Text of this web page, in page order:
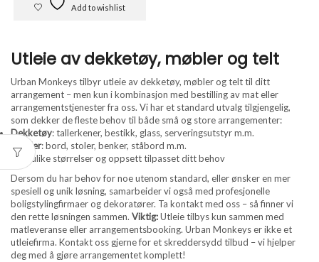
produktsiden
Add to wishlist
Utleie av dekketøy, møbler og telt
Urban Monkeys tilbyr utleie av dekketøy, møbler og telt til ditt
arrangement – men kun i kombinasjon med bestilling av mat eller
arrangementstjenester fra oss. Vi har et standard utvalg tilgjengelig,
som dekker de fleste behov til både små og store arrangementer:
Dekketøy: tallerkener, bestikk, glass, serveringsutstyr m.m.
Møbler: bord, stoler, benker, ståbord m.m.
Telt
: ulike størrelser og oppsett tilpasset ditt behov
Dersom du har behov for noe utenom standard, eller ønsker en mer
spesiell og unik løsning, samarbeider vi også med profesjonelle
boligstylingfirmaer og dekoratører. Ta kontakt med oss – så finner vi
den rette løsningen sammen. Viktig:Utleie tilbys kun sammen med
matleveranse eller arrangementsbooking. Urban Monkeys er ikke et
utleiefirma. Kontakt oss gjerne for et skreddersydd tilbud – vi hjelper
deg med å gjøre arrangementet komplett!